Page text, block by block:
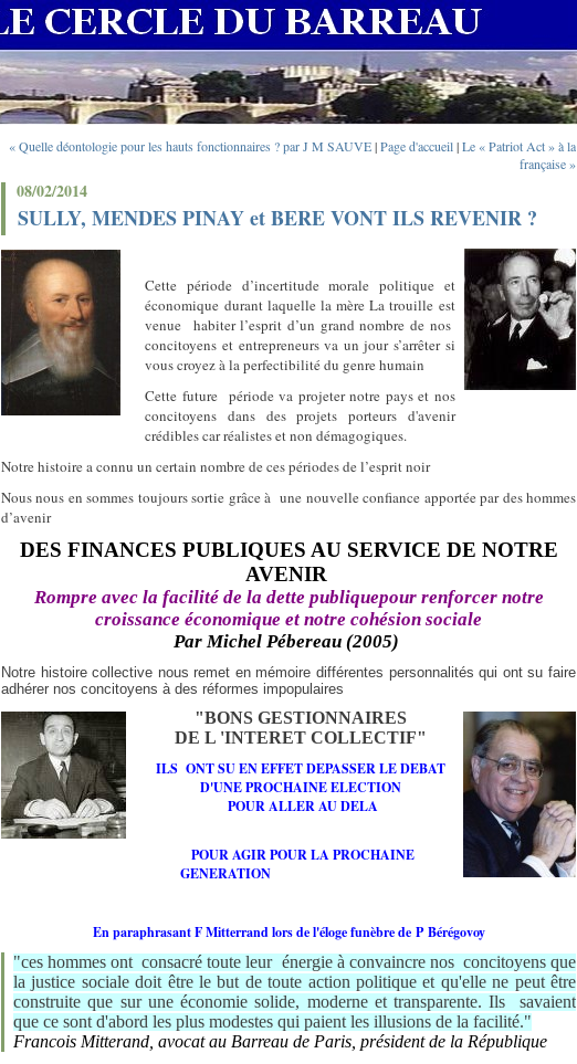
« Quelle déontologie pour les hauts fonctionnaires ? par J M SAUVE|Page d'accueil|Le « Patriot Act » à la
française »
08/02/2014
SULLY, MENDES PINAY et BERE VONT ILS REVENIR ?
Cette période d’incertitude morale politique et
économique durant laquelle la mère La trouille est
venue
habiter l’esprit d’un grand nombre de nos
concitoyens et entrepreneurs va un jour s’arrêter si
vous croyez à la perfectibilité du genre humain
Cette future période va projeter notre pays et nos
concitoyens dans des projets porteurs d'avenir
crédibles car réalistes et non démagogiques.
Notre histoire a connu un certain nombre de ces périodes de l’esprit noir
Nous nous en sommes toujours sortie grâce à une nouvelle confiance apportée par des hommes
d’avenir
DES FINANCES PUBLIQUES AU SERVICE DE NOTRE
AVENIR
Rompre avec la facilité de la dette publiquepour renforcer notre
croissance économique et notre cohésion sociale
Par Michel Pébereau (2005)
Notre histoire collective nous remet en mémoire différentes personnalités qui ont su faire
adhérer nos concitoyens à des réformes impopulaires
"BONS GESTIONNAIRES
DE L 'INTERET COLLECTIF"
ILS ONT SU EN EFFET DEPASSER LE DEBAT
D'UNE PROCHAINE ELECTION
POUR ALLER AU DELA
POUR AGIR POUR LA PROCHAINE
GENERATION
En paraphrasant F Mitterrand lors de l'éloge funèbre de P Bérégovoy
"ces hommes ont consacré toute leur énergie à convaincre nos concitoyens que
la justice sociale doit être le but de toute action politique et qu'elle ne peut être
construite que sur une économie solide, moderne et transparente. Ils
savaient
que ce sont d'abord les plus modestes qui paient les illusions de la facilité."
Francois Mitterand, avocat au Barreau de Paris, président de la République